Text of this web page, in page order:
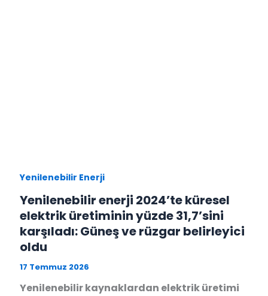
Yenilenebilir Enerji
Yenilenebilir enerji 2024’te küresel
elektrik üretiminin yüzde 31,7’sini
karşıladı: Güneş ve rüzgar belirleyici
oldu
17 Temmuz 2026
Yenilenebilir kaynaklardan elektrik üretimi